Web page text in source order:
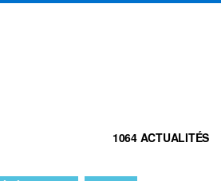
1064 ACTUALITÉS